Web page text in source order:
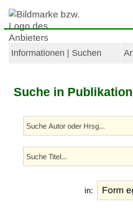
Informationen | Suchen
Suche in
in: